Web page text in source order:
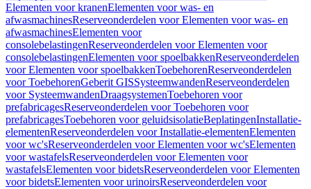
Elementen voor kranenElementen voor was- en
afwasmachinesReserveonderdelen voor Elementen voor was- en
afwasmachinesElementen voor
consolebelastingenReserveonderdelen voor Elementen voor
consolebelastingenElementen voor spoelbakkenReserveonderdelen
voor Elementen voor spoelbakkenToebehorenReserveonderdelen
voor ToebehorenGeberit GISSysteemwandenReserveonderdelen
voor SysteemwandenDraagsystemenToebehoren voor
prefabricagesReserveonderdelen voor Toebehoren voor
prefabricagesToebehoren voor geluidsisolatieBeplatingenInstallatie-
elementenReserveonderdelen voor Installatie-elementenElementen
voor wc'sReserveonderdelen voor Elementen voor wc'sElementen
voor wastafelsReserveonderdelen voor Elementen voor
wastafelsElementen voor bidetsReserveonderdelen voor Elementen
voor bidetsElementen voor urinoirsReserveonderdelen voor